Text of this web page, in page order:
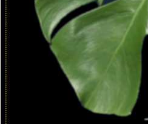
Dasar
Keselamatan|
Penafian| Peta
browser versi
skrin beresolusi 1280 x